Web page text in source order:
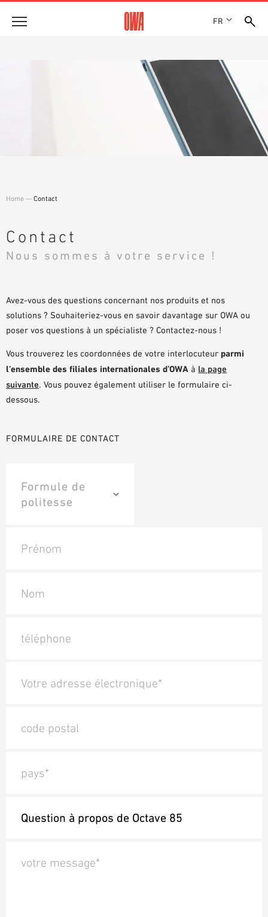
FR
TÉLÉCHARGEMENTS
BIBLIOTHÈQUE BIM/REVIT
VIDÉOS
COMMANDE D’ÉCHANTILLONS
Home — Contact
Contact
Nous sommes à votre service !
Avez-vous des questions concernant nos produits et nos
solutions ? Souhaiteriez-vous en savoir davantage sur OWA ou
poser vos questions à un spécialiste ? Contactez-nous !
Vous trouverez les coordonnées de votre interlocuteur parmi
l’ensemble des filiales internationales d’OWA à la page
suivante. Vous pouvez également utiliser le formulaire ci-
dessous.
FORMULAIRE DE CONTACT
Prénom
Nom
téléphone
Votre adresse électronique*
code postal
pays*
votre message*